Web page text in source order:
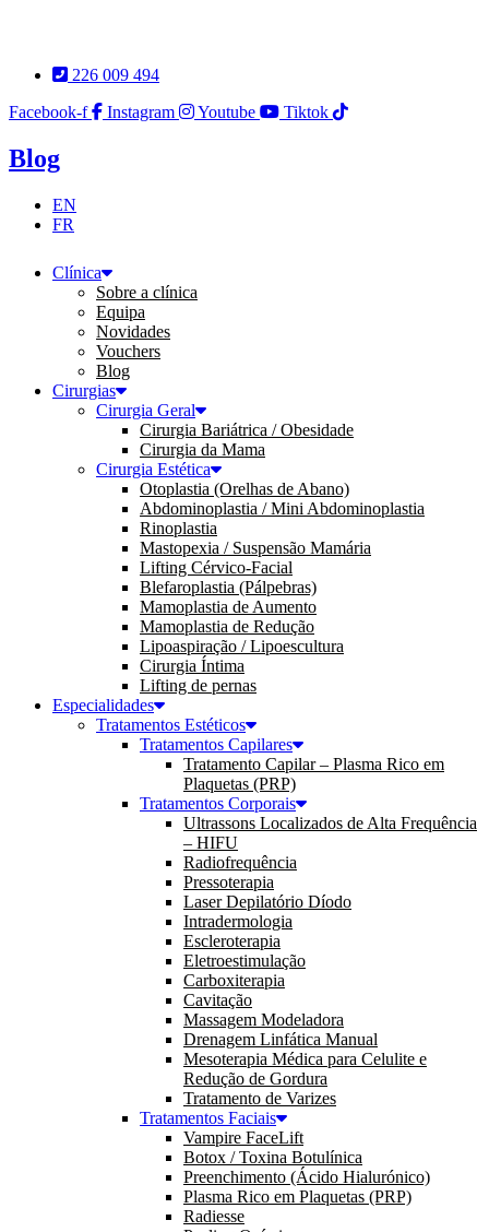
conteúdo 226 009 494
Facebook-f
Instagram Youtube Tiktok
Blog
EN
FR
Clínica
Sobre a clínica
Equipa
Novidades
Vouchers
Blog
Cirurgias
Cirurgia Geral
Cirurgia Bariátrica / Obesidade
Cirurgia da Mama
Cirurgia Estética
Otoplastia (Orelhas de Abano)
Abdominoplastia / Mini Abdominoplastia
Rinoplastia
Mastopexia / Suspensão Mamária
Lifting Cérvico-Facial
Blefaroplastia (Pálpebras)
Mamoplastia de Aumento
Mamoplastia de Redução
Lipoaspiração / Lipoescultura
Cirurgia Íntima
Lifting de pernas
Especialidades
Tratamentos Estéticos
Tratamentos Capilares
Tratamento Capilar – Plasma Rico em
Plaquetas (PRP)
Tratamentos Corporais
Ultrassons Localizados de Alta Frequência
– HIFU
Radiofrequência
Pressoterapia
Laser Depilatório Díodo
Intradermologia
Escleroterapia
Eletroestimulação
Carboxiterapia
Cavitação
Massagem Modeladora
Drenagem Linfática Manual
Mesoterapia Médica para Celulite e
Redução de Gordura
Tratamento de Varizes
Tratamentos Faciais
Vampire FaceLift
Botox / Toxina Botulínica
Preenchimento (Ácido Hialurónico)
Plasma Rico em Plaquetas (PRP)
Radiesse